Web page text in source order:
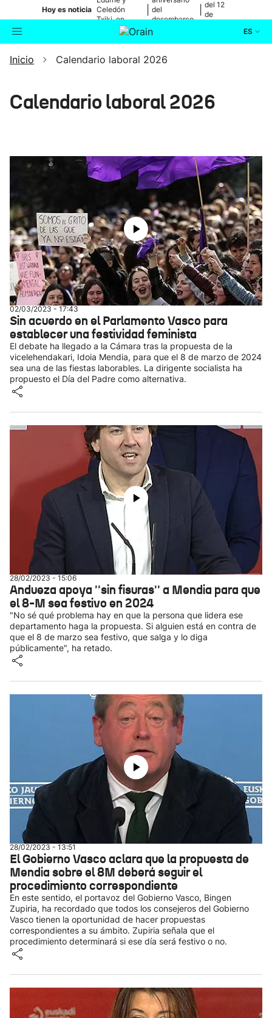
Hoy es noticia Celedón
Txiki, en
directo
del
desembarco
de Elkano
del 12
de
ES
Buscador Actualidad
Política
Ikusmiran
Eguraldia
Inicio Calendario laboral 2026
Calendario laboral 2026
02/03/2023 - 17:43
Sin acuerdo en el Parlamento Vasco para
establecer una festividad feminista
El debate ha llegado a la Cámara tras la propuesta de la
vicelehendakari, Idoia Mendia, para que el 8 de marzo de 2024
sea una de las fiestas laborables. La dirigente socialista ha
propuesto el Día del Padre como alternativa.
28/02/2023 - 15:06
Andueza apoya ''sin fisuras'' a Mendia para que
el 8-M sea festivo en 2024
"No sé qué problema hay en que la persona que lidera ese
departamento haga la propuesta. Si alguien está en contra de
que el 8 de marzo sea festivo, que salga y lo diga
públicamente", ha retado.
28/02/2023 - 13:51
El Gobierno Vasco aclara que la propuesta de
Mendia sobre el 8M deberá seguir el
procedimiento correspondiente
En este sentido, el portavoz del Gobierno Vasco, Bingen
Zupiria, ha recordado que todos los consejeros del Gobierno
Vasco tienen la oportunidad de hacer propuestas
correspondientes a su ámbito. Zupiria señala que el
procedimiento determinará si ese día será festivo o no.